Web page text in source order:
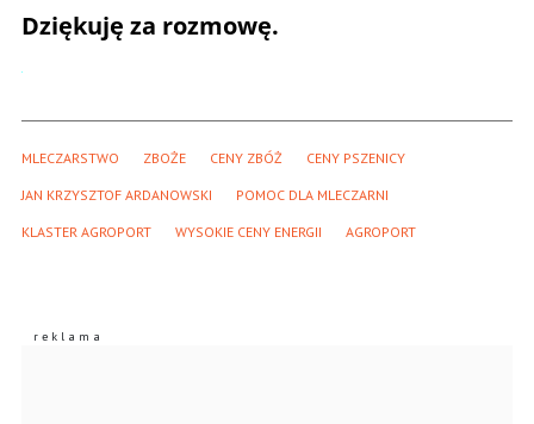
Dziękuję za rozmowę.
MLECZARSTWO ZBOŻE CENY ZBÓŻ CENY PSZENICY
JAN KRZYSZTOF ARDANOWSKI POMOC DLA MLECZARNI
KLASTER AGROPORT WYSOKIE CENY ENERGII AGROPORT